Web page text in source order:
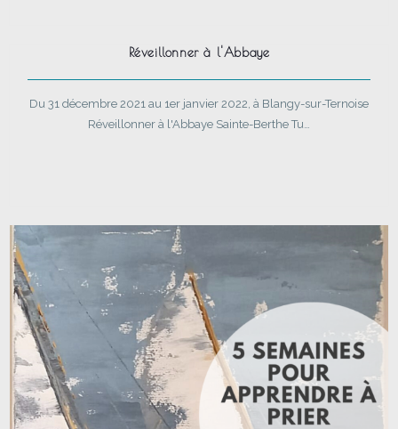
Réveillonner à l'Abbaye
Du 31 décembre 2021 au 1er janvier 2022, à Blangy-sur-Ternoise
Réveillonner à l'Abbaye Sainte-Berthe Tu…